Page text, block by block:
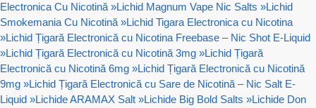
Electronica Cu Nicotină »Lichid Magnum Vape Nic Salts »Lichid
Smokemania Cu Nicotină »Lichid Tigara Electronica cu Nicotina
»Lichid Țigară Electronică cu Nicotina Freebase – Nic Shot E-Liquid
»Lichid Țigară Electronică cu Nicotină 3mg »Lichid Țigară
Electronică cu Nicotină 6mg »Lichid Țigară Electronică cu Nicotină
9mg »Lichid Țigară Electronică cu Sare de Nicotină – Nic Salt E-
Liquid »Lichide ARAMAX Salt »Lichide Big Bold Salts »Lichide Don